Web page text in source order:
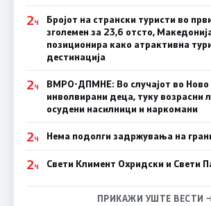
2Ч
Бројот на странски туристи во
зголемен за 23,6 отсто,
позиционира како атрактивна
дестинација
2Ч
ВМРО-ДПМНЕ: Во случајот во Ново
инволвирани деца, туку возрасни
осудени насилници и наркомани
2Ч Нема подолги задржувања на
2Ч Свети Климент Охридски и Свети
ПРИКАЖИ УШТЕ ВЕСТИ